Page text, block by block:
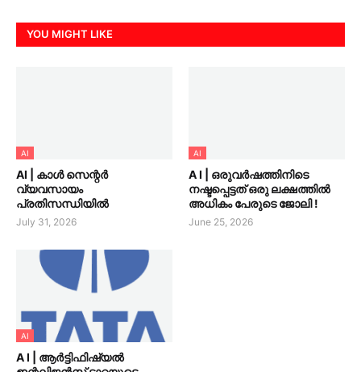
YOU MIGHT LIKE
AI
AI | കാൾ സെന്റർ
വ്യവസായം
പ്രതിസന്ധിയിൽ
July 31, 2026
AI
A I | ഒരുവർഷത്തിനിടെ
നഷ്ടപ്പെട്ടത് ഒരു ലക്ഷത്തിൽ
അധികം പേരുടെ ജോലി !
June 25, 2026
AI
A I | ആർട്ടിഫിഷ്യൽ